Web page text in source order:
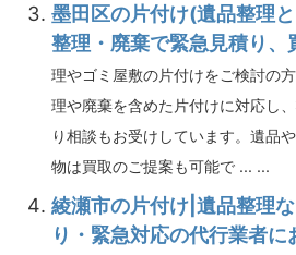
墨田区の片付け(遺品整理
整理・廃棄で緊急見積り、
理やゴミ屋敷の片付けをご検討の
理や廃棄を含めた片付けに対応し
り相談もお受けしています。遺品
物は買取のご提案も可能で ... ...
綾瀬市の片付け|遺品整理
り・緊急対応の代行業者に